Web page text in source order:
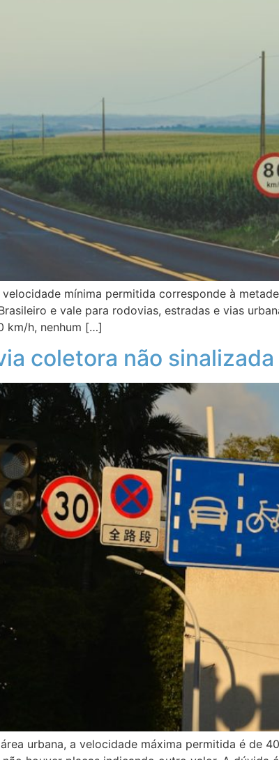
mínima permitida corresponde à
e vale para rodovias, estradas e vias
km/h, nenhum […]
coletora não sinalizada
urbana, a velocidade máxima permitida é de